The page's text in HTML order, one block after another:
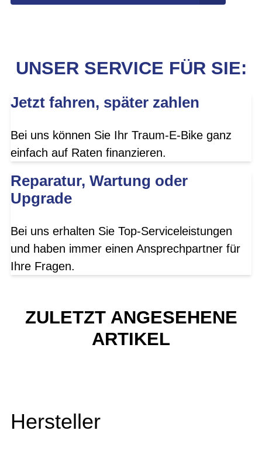
UNSER SERVICE FÜR SIE:
Jetzt fahren, später zahlen
Bei uns können Sie Ihr Traum-E-Bike ganz
einfach auf Raten finanzieren.
Reparatur, Wartung oder
Upgrade
Bei uns erhalten Sie Top-Serviceleistungen
und haben immer einen Ansprechpartner für
Ihre Fragen.
ZULETZT ANGESEHENE
ARTIKEL
Hersteller